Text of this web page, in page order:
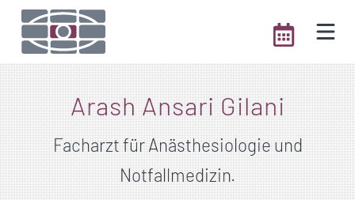
Arash Ansari Gilani
Facharzt für Anästhesiologie und
Notfallmedizin.